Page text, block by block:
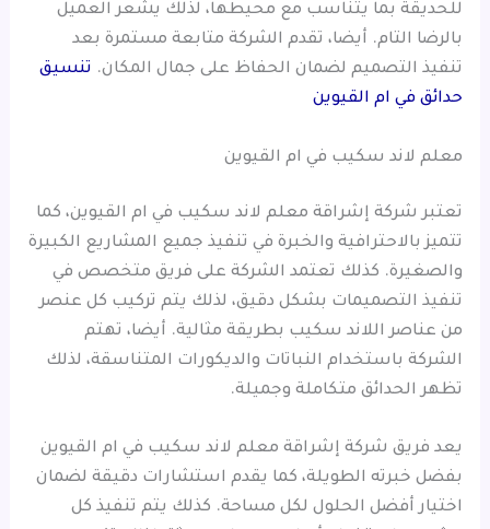
للحديقة بما يتناسب مع محيطها، لذلك يشعر العميل
بالرضا التام. أيضا، تقدم الشركة متابعة مستمرة بعد
تنفيذ التصميم لضمان الحفاظ على جمال المكان. تنسيق
حدائق في ام القيوين
معلم لاند سكيب في ام القيوين
تعتبر شركة إشراقة معلم لاند سكيب في ام القيوين، كما
تتميز بالاحترافية والخبرة في تنفيذ جميع المشاريع الكبيرة
والصغيرة. كذلك تعتمد الشركة على فريق متخصص في
تنفيذ التصميمات بشكل دقيق، لذلك يتم تركيب كل عنصر
من عناصر اللاند سكيب بطريقة مثالية. أيضا، تهتم
الشركة باستخدام النباتات والديكورات المتناسقة، لذلك
تظهر الحدائق متكاملة وجميلة.
يعد فريق شركة إشراقة معلم لاند سكيب في ام القيوين
بفضل خبرته الطويلة، كما يقدم استشارات دقيقة لضمان
اختيار أفضل الحلول لكل مساحة. كذلك يتم تنفيذ كل